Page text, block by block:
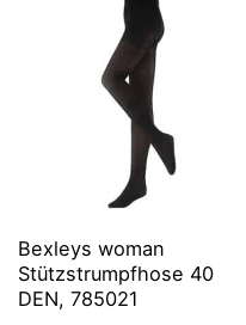
Bexleys woman
Stützstrumpfhose 40
DEN, 785021